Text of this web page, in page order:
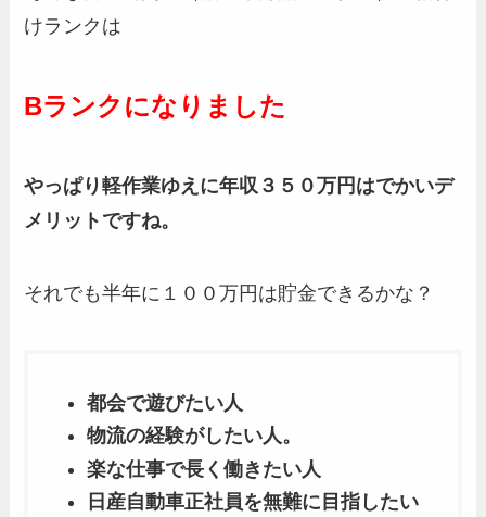
けランクは
Bランクになりました
やっぱり軽作業ゆえに年収３５０万円はでかいデ
メリットですね。
それでも半年に１００万円は貯金できるかな？
都会で遊びたい人
物流の経験がしたい人。
楽な仕事で長く働きたい人
日産自動車正社員を無難に目指したい